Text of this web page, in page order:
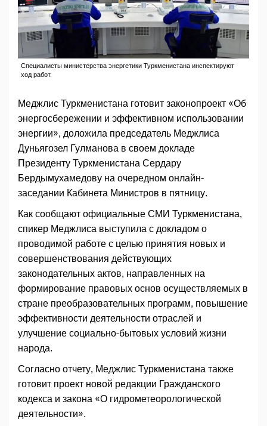
Специалисты министерства энергетики Туркменистана инспектируют
ход работ.
Меджлис Туркменистана готовит законопроект «Об
энергосбережении и эффективном использовании
энергии», доложила председатель Меджлиса
Дуньягозел Гулманова в своем докладе
Президенту Туркменистана Сердару
Бердымухамедову на очередном онлайн-
заседании Кабинета Министров в пятницу.
Как сообщают официальные СМИ Туркменистана,
спикер Меджлиса выступила с докладом о
проводимой работе с целью принятия новых и
совершенствования действующих
законодательных актов, направленных на
формирование правовых основ осуществляемых в
стране преобразовательных программ, повышение
эффективности деятельности отраслей и
улучшение социально-бытовых условий жизни
народа.
Согласно отчету, Меджлис Туркменистана также
готовит проект новой редакции Гражданского
кодекса и закона «О гидрометеорологической
деятельности».